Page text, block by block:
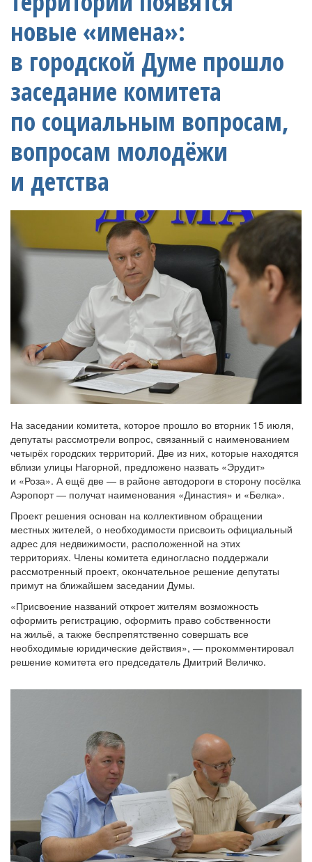
новые «имена»:
в городской Думе прошло
заседание комитета
по социальным вопросам,
вопросам молодёжи
и детства
На заседании комитета, которое прошло во вторник 15 июля,
депутаты рассмотрели вопрос, связанный с наименованием
четырёх городских территорий. Две из них, которые находятся
вблизи улицы Нагорной, предложено назвать «Эрудит»
и «Роза». А ещё две — в районе автодороги в сторону посёлка
Аэропорт — получат наименования «Династия» и «Белка».
Проект решения основан на коллективном обращении
местных жителей, о необходимости присвоить официальный
адрес для недвижимости, расположенной на этих
территориях. Члены комитета единогласно поддержали
рассмотренный проект, окончательное решение депутаты
примут на ближайшем заседании Думы.
«Присвоение названий откроет жителям возможность
оформить регистрацию, оформить право собственности
на жильё, а также беспрепятственно совершать все
необходимые юридические действия», — прокомментировал
решение комитета его председатель Дмитрий Величко.